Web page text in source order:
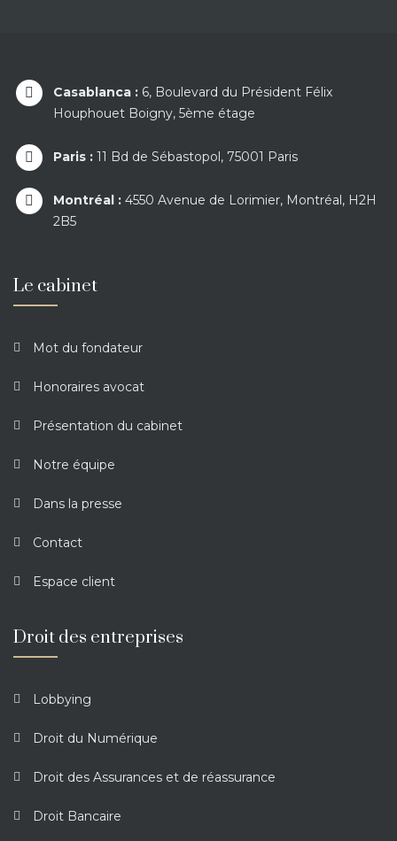
Casablanca : 6, Boulevard du Président Félix
Houphouet Boigny, 5ème étage
Paris : 11 Bd de Sébastopol, 75001 Paris
Montréal : 4550 Avenue de Lorimier, Montréal, H2H
2B5
Le cabinet
Mot du fondateur
Honoraires avocat
Présentation du cabinet
Notre équipe
Dans la presse
Contact
Espace client
Droit des entreprises
Lobbying
Droit du Numérique
Droit des Assurances et de réassurance
Droit Bancaire